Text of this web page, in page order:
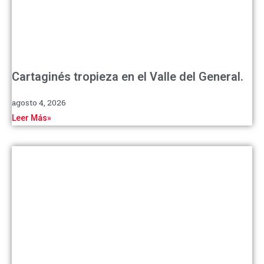
Cartaginés tropieza en el Valle del General.
agosto 4, 2026
Leer Más»